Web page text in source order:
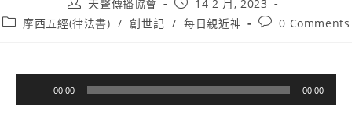
天聲傳播協會
14 2 月, 2023
摩西五經(律法書) / 創世記 / 每日親近神 0 Comments
訊
00:00 00:00